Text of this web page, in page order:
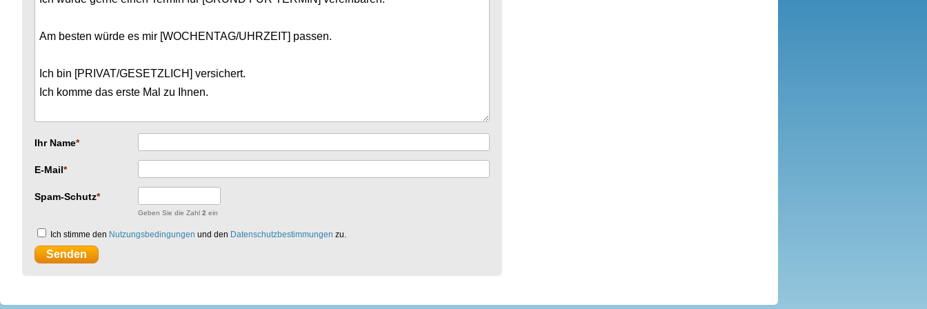
Ihr Name
E-Mail
Spam-Schutz
Geben Sie die Zahl 2 ein
Ich stimme den Nutzungsbedingungen und den Datenschutzbestimmungen zu.